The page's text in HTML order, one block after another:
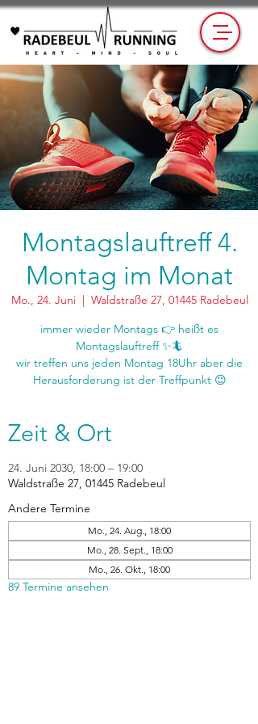
Montagslauftreff 4.
Montag im Monat
Mo., 24. Juni
  |
Waldstraße 27, 01445 Radebeul
immer wieder Montags 👉 heißt es
Montagslauftreff ✨🦎
wir treffen uns jeden Montag 18Uhr aber die
Zeit & Ort
24. Juni 2030, 18:00 – 19:00
Waldstraße 27, 01445 Radebeul
Andere Termine
Mo., 24. Aug., 18:00
Mo., 28. Sept., 18:00
Mo., 26. Okt., 18:00
89 Termine ansehen